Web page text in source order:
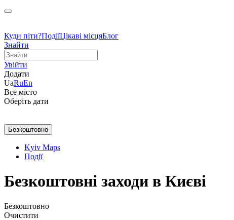
Куди піти?ПодіїЦікаві місцяБлог
Знайти
Увійти
Додати
UaRuEn
Все місто
Оберіть дати
Безкоштовно
Kyiv Maps
Події
Безкоштовні заходи в Києві
Безкоштовно
Очистити